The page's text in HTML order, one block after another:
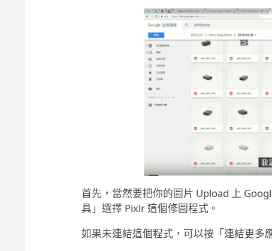
首先，當然要把你的圖片 Upload 上
具」選擇 Pixlr 這個修圖程式。
如果未連結這個程式，可以按「連結更多